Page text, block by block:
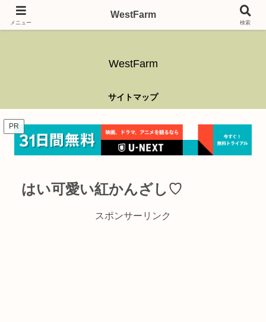
ガーデニング、アウトドア、キャンプ、釣り、乗り物、DIYなど難しい事はさ
WestFarm
サイトマップ
PR
はい可愛い紅かんざし♡
スポンサーリンク
メニュー
WestFarm
検索